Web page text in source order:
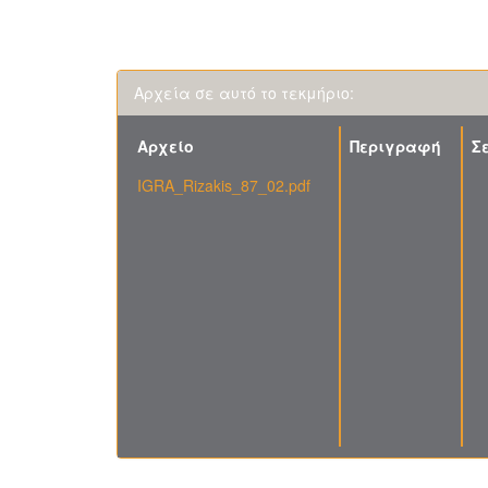
Αρχεία σε αυτό το τεκμήριο:
Αρχείο Περιγραφή
IGRA_Rizakis_87_02.pdf